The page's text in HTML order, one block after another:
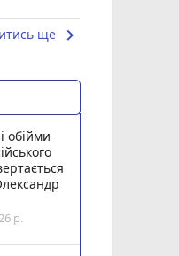
ще keyboard_arrow_right
обійми
р.